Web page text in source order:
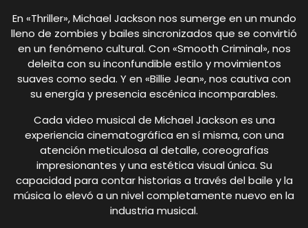
En «Thriller», Michael Jackson nos sumerge en un mundo
lleno de zombies y bailes sincronizados que se convirtió
en un fenómeno cultural. Con «Smooth Criminal», nos
deleita con su inconfundible estilo y movimientos
suaves como seda. Y en «Billie Jean», nos cautiva con
su energía y presencia escénica incomparables.
Cada video musical de Michael Jackson es una
experiencia cinematográfica en sí misma, con una
atención meticulosa al detalle, coreografías
impresionantes y una estética visual única. Su
capacidad para contar historias a través del baile y la
música lo elevó a un nivel completamente nuevo en la
industria musical.